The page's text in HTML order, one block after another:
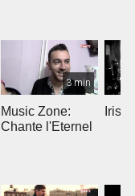
3 min
Music Zone:
Chante l'Eternel
Irish